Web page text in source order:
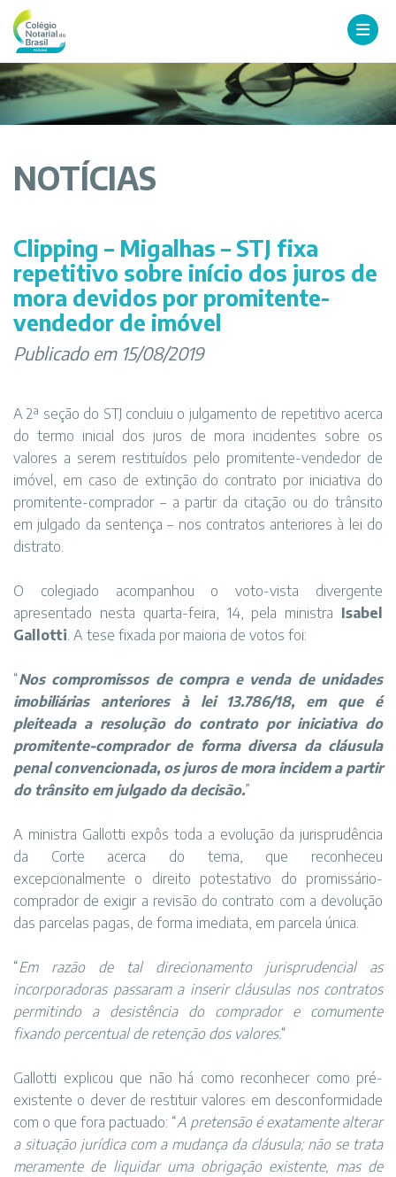
NOTÍCIAS
Clipping – Migalhas – STJ fixa
repetitivo sobre início dos juros de
mora devidos por promitente-
vendedor de imóvel
Publicado em 15/08/2019
A 2ª seção do STJ concluiu o julgamento de repetitivo acerca
do termo inicial dos juros de mora incidentes sobre os
valores a serem restituídos pelo promitente-vendedor de
imóvel, em caso de extinção do contrato por iniciativa do
promitente-comprador – a partir da citação ou do trânsito
em julgado da sentença – nos contratos anteriores à lei do
distrato.
O colegiado acompanhou o voto-vista divergente
apresentado nesta quarta-feira, 14, pela ministra Isabel
Gallotti. A tese fixada por maioria de votos foi:
“Nos compromissos de compra e venda de unidades
imobiliárias anteriores à lei 13.786/18, em que é
pleiteada a resolução do contrato por iniciativa do
promitente-comprador de forma diversa da cláusula
penal convencionada, os juros de mora incidem a partir
do trânsito em julgado da decisão.”
A ministra Gallotti expôs toda a evolução da jurisprudência
da Corte acerca do tema, que reconheceu
excepcionalmente o direito potestativo do promissário-
comprador de exigir a revisão do contrato com a devolução
das parcelas pagas, de forma imediata, em parcela única.
“Em razão de tal direcionamento jurisprudencial as
incorporadoras passaram a inserir cláusulas nos contratos
permitindo a desistência do comprador e comumente
fixando percentual de retenção dos valores.“
Gallotti explicou que não há como reconhecer como pré-
existente o dever de restituir valores em desconformidade
com o que fora pactuado: “A pretensão é exatamente alterar
a situação jurídica com a mudança da cláusula; não se trata
meramente de liquidar uma obrigação existente, mas de